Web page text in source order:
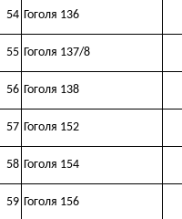
54 Гоголя 136
55 Гоголя 137/8
56 Гоголя 138
57 Гоголя 152
58 Гоголя 154
59 Гоголя 156